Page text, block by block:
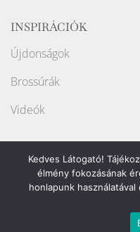
INSPIRÁCIÓK
Újdonságok
Brossúrák
Videók
Weboldalt
Copyright
Kedves Látogató!
élmény fokozásának
honlapunk